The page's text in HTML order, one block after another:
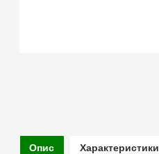
Опис Характеристики